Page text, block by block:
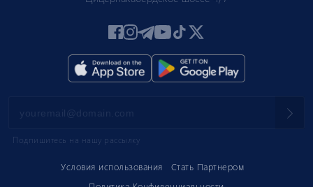
Условия использования
Стать Партнером
Подпишитесь на нашу рассылку